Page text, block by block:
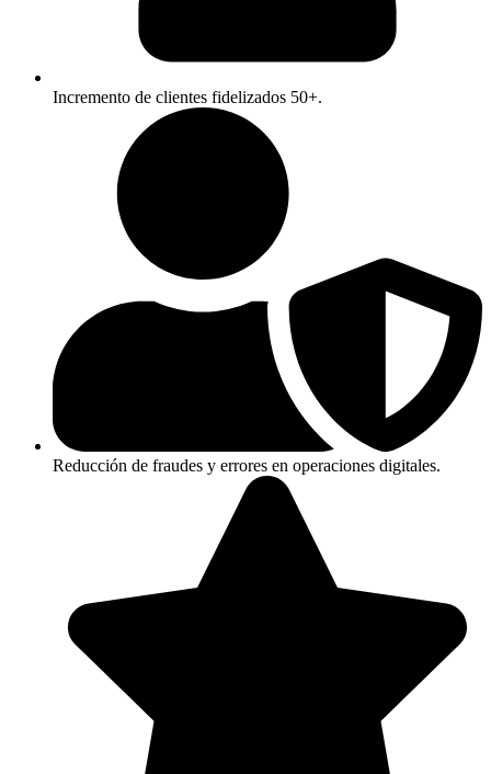
Incremento de clientes fidelizados 50+.
Reducción de fraudes y errores en operaciones digitales.